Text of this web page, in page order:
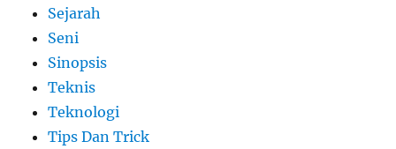
Sejarah
Seni
Sinopsis
Teknis
Teknologi
Tips Dan Trick